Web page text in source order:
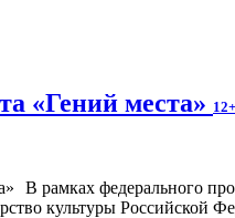
«Гений места» 12+
В рамках федерального
культуры Российской